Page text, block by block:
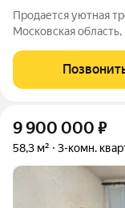
Продается уютная
Московская
Квартира
построенного в 1982
9 900 000 ₽
58,3 м² 3-комн.